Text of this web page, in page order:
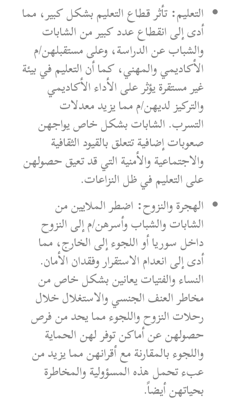
التعليم: تأثر قطاع التعليم بشكل كبير، مما
أدى إلى انقطاع عدد كبير من الشابات
والشباب عن الدراسة، وعلى مستقبلهن/م
الأكاديمي والمهني، كما أن التعليم في بيئة
غير مستقرة يؤثر على الأداء الأكاديمي
والتركيز لديهن/م مما يزيد معدلات
التسرب. الشابات بشكل خاص يواجهن
صعوبات إضافية تتعلق بالقيود الثقافية
والاجتماعية والأمنية التي قد تعيق حصولهن
على التعليم في ظل النزاعات.
الهجرة والنزوح: اضطر الملايين من
الشابات والشباب وأسرهن/م إلى النزوح
داخل سوريا أو اللجوء إلى الخارج، مما
أدى إلى انعدام الاستقرار وفقدان الأمان.
النساء والفتيات يعانين بشكل خاص من
مخاطر العنف الجنسي والاستغلال خلال
رحلات النزوح واللجوء مما يحد من فرص
حصولهن عن أماكن توفر لهن الحماية
واللجوء بالمقارنة مع أقرانهن مما يزيد من
عبء تحمل هذه المسؤولية والمخاطرة
بحياتهن أيضاً.